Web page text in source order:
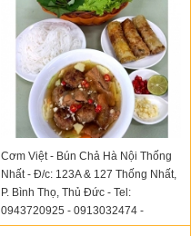
Cơm Việt - Bún Chả Hà Nội Thống
Nhất - Đ/c: 123A & 127 Thống Nhất,
P. Bình Thọ, Thủ Đức - Tel:
0943720925 - 0913032474 -
0898868939- 0816681166